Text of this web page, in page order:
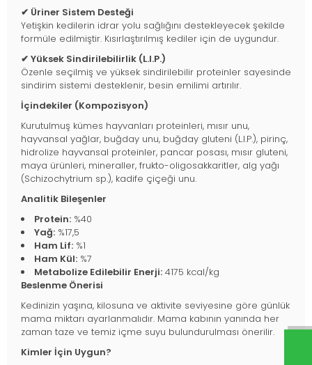
✔ Üriner Sistem Desteği
Yetişkin kedilerin idrar yolu sağlığını destekleyecek şekilde
formüle edilmiştir. Kısırlaştırılmış kediler için de uygundur.
✔ Yüksek Sindirilebilirlik (L.I.P.)
Özenle seçilmiş ve yüksek sindirilebilir proteinler sayesinde
sindirim sistemi desteklenir, besin emilimi artırılır.
İçindekiler (Kompozisyon)
Kurutulmuş kümes hayvanları proteinleri, mısır unu,
hayvansal yağlar, buğday unu, buğday gluteni (L.I.P.), pirinç,
hidrolize hayvansal proteinler, pancar posası, mısır gluteni,
maya ürünleri, mineraller, frukto-oligosakkaritler, alg yağı
(Schizochytrium sp.), kadife çiçeği unu.
Analitik Bileşenler
Protein: %40
Yağ: %17,5
Ham Lif: %1
Ham Kül: %7
Metabolize Edilebilir Enerji: 4175 kcal/kg
Beslenme Önerisi
Kedinizin yaşına, kilosuna ve aktivite seviyesine göre günlük
mama miktarı ayarlanmalıdır. Mama kabının yanında her
zaman taze ve temiz içme suyu bulundurulması önerilir.
Kimler İçin Uygun?